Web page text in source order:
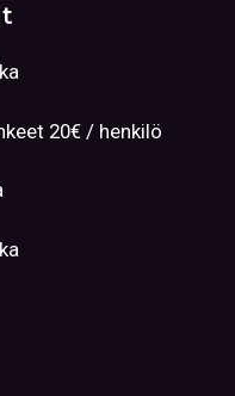
20€ / henkilö